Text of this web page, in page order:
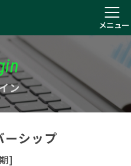
メニュー
ン
ーシップ
]